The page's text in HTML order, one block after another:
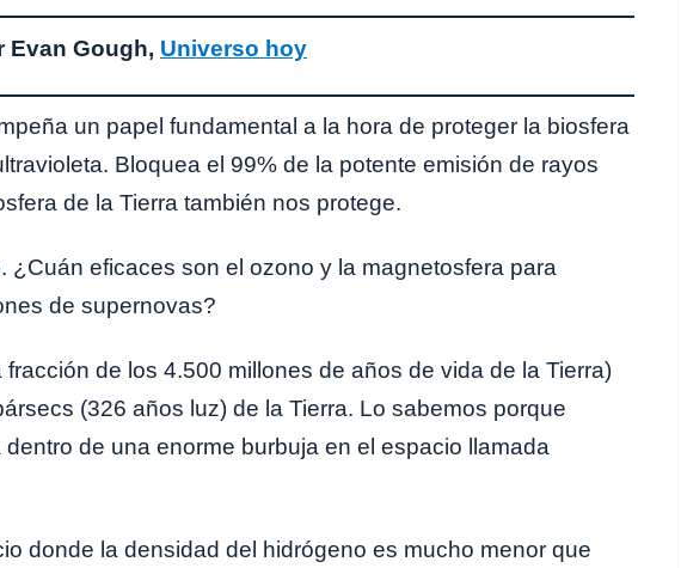
Evan Gough, Universo hoy
un papel fundamental a la hora de proteger la biosfera
Bloquea el 99% de la potente emisión de rayos
de la Tierra también nos protege.
¿Cuán eficaces son el ozono y la magnetosfera para
de supernovas?
de los 4.500 millones de años de vida de la Tierra)
(326 años luz) de la Tierra. Lo sabemos porque
de una enorme burbuja en el espacio llamada
donde la densidad del hidrógeno es mucho menor que